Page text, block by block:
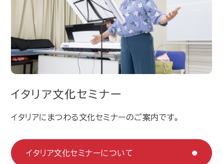
イタリア文化セミナー
イタリアにまつわる文化セミナーのご案内です。
イタリア文化セミナーについて